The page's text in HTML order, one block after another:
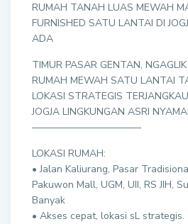
RUMAH TANAH LUAS MEWAH
FURNISHED SATU LANTAI DI
ADA
TIMUR PASAR GENTAN,
RUMAH MEWAH SATU LANTAI
LOKASI STRATEGIS
JOGJA LINGKUNGAN ASRI
———————————
LOKASI RUMAH:
• Jalan Kaliurang, Pasar
Pakuwon Mall, UGM, UII, RS JIH,
Banyak
• Akses cepat, lokasi sL strategis.